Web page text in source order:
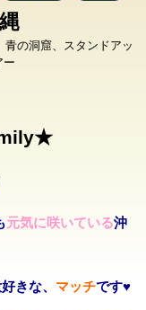
の洞窟、スタンドアッ
ー
元気に咲いている沖
きな、 マッチです♥